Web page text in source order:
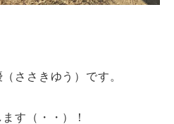
ささきゆう）です。
す（・・）！